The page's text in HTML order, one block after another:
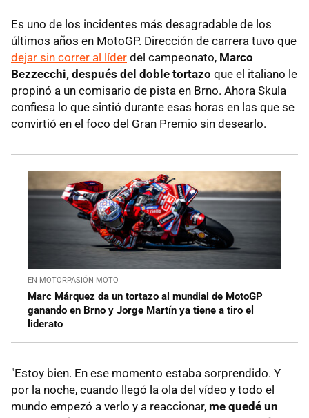
Es uno de los incidentes más desagradable de los
últimos años en MotoGP. Dirección de carrera tuvo que
dejar sin correr al líder del campeonato, Marco
Bezzecchi, después del doble tortazo que el italiano le
propinó a un comisario de pista en Brno. Ahora Skula
confiesa lo que sintió durante esas horas en las que se
convirtió en el foco del Gran Premio sin desearlo.
EN MOTORPASIÓN MOTO
Marc Márquez da un tortazo al mundial de MotoGP
ganando en Brno y Jorge Martín ya tiene a tiro el
liderato
"Estoy bien. En ese momento estaba sorprendido. Y
por la noche, cuando llegó la ola del vídeo y todo el
mundo empezó a verlo y a reaccionar, me quedé un